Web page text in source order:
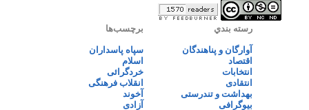
رسته بندي
آوارگان و پناهندگان
اقتصاد
انتخابات
انتقادی
بهداشت و تندرستی
بیوگرافی
برچسب‌ها
سپاه پاسداران
اسلام
خردگرائی
انقلاب فرهنگی
آخوند
آزادی